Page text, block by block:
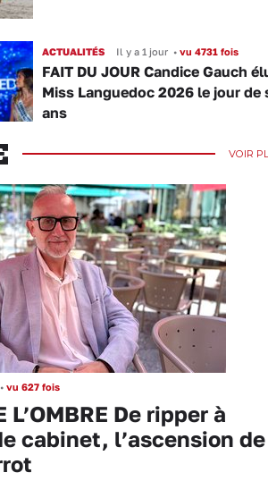
ACTUALITÉS Il y a 1 jour •vu 4731 fois
FAIT DU JOUR Candice Gauch
Miss Languedoc 2026 le jour de
ans
VOIR
• vu 627 fois
L’OMBRE De ripper à
cabinet, l’ascension de